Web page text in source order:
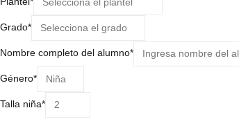
Grado*(required)
Nombre completo del alumno*(required)
Género*(required)
Talla niña*(required)